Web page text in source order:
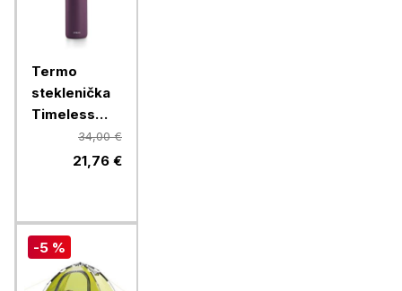
Termo
steklenička
Timeless
Equa, 600
ml, Mulberry
34,00 €
21,76 €
-5 %